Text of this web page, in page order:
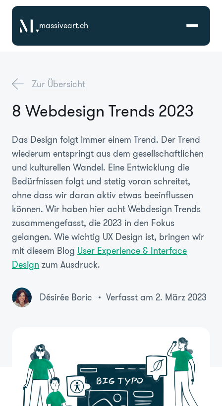
massiveart.ch
Branchen
Karriere
Zur Übersicht
8 Webdesign Trends 2023
Das Design folgt immer einem Trend. Der Trend
wiederum entspringt aus dem gesellschaftlichen
und kulturellen Wandel. Eine Entwicklung die
Bedürfnissen folgt und stetig voran schreitet,
ohne dass wir daran aktiv etwas beeinflussen
können. Wir haben hier acht Webdesign Trends
zusammengefasst, die 2023 in den Fokus
gelangen. Wie wichtig UX Design ist, bringen wir
mit diesem Blog User Experience & Interface
Design zum Ausdruck.
Désirée Boric Verfasst am 2. März 2023